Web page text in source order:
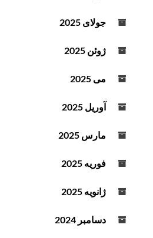
جولای 2025
ژوئن 2025
می 2025
آوریل 2025
مارس 2025
فوریه 2025
ژانویه 2025
دسامبر 2024